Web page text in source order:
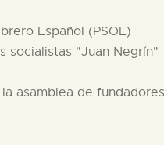
Español (PSOE)
socialistas "Juan Negrín"
asamblea de